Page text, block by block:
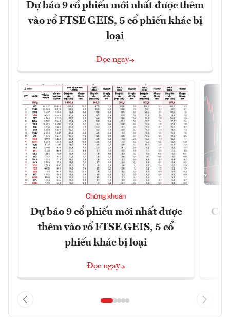
Dự báo 9 cổ phiếu mới nhất được thêm
vào rổ FTSE GEIS, 5 cổ phiếu khác bị
loại
Đọc ngay
Chứng khoán
Dự báo 9 cổ phiếu mới nhất được
thêm vào rổ FTSE GEIS, 5 cổ
phiếu khác bị loại
Đọc ngay
Có